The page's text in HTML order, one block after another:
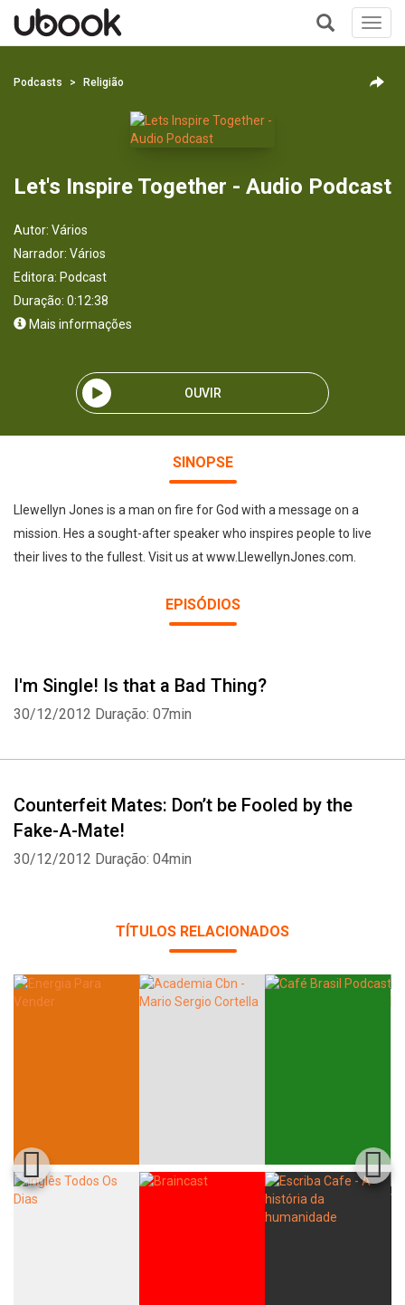
+
Podcasts Religião
Let's Inspire Together - Audio Podcast
Autor: Vários
Narrador: Vários
Editora: Podcast
Duração: 0:12:38
Mais informações
OUVIR
SINOPSE
Llewellyn Jones is a man on fire for God with a message on a
mission. Hes a sought-after speaker who inspires people to live
their lives to the fullest. Visit us at www.LlewellynJones.com.
EPISÓDIOS
I'm Single! Is that a Bad Thing?
30/12/2012 Duração: 07min
Counterfeit Mates: Don’t be Fooled by the
Fake-A-Mate!
30/12/2012 Duração: 04min
TÍTULOS RELACIONADOS